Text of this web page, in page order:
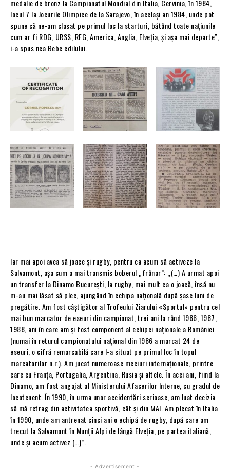
medalie de bronz la Campionatul Mondial din Italia, Cervinia, în 1984,
locul 7 la Jocurile Olimpice de la Sarajevo, în același an 1984, unde pot
spune că ne-am clasat pe primul loc la starturi, bătând toate națiunile
cum ar fi RDG, URSS, RFG, America, Anglia, Elveția, și așa mai departe”,
i-a spus nea Bebe edilului.
Iar mai apoi avea să joace și rugby, pentru ca acum să activeze la
Salvamont, așa cum a mai transmis boberul „frânar”: „(…) A urmat apoi
un transfer la Dinamo București, la rugby, mai mult ca o joacă, însă nu
m-au mai lăsat să plec, ajungând în echipa națională după șase luni de
pregătire. Am fost câștigător al Trofeului Ziarului «Sportul» pentru cel
mai bun marcator de eseuri din campionat, trei ani la rând 1986, 1987,
1988, ani în care am și fost component al echipei naționale a României
(numai în returul campionatului național din 1986 a marcat 24 de
eseuri, o cifră remarcabilă care l-a situat pe primul loc în topul
marcatorilor n.r.). Am jucat numeroase meciuri internaționale, printre
care cu Franța, Portugalia, Argentina, Rusia și altele. În acei ani, fiind la
Dinamo, am fost angajat al Ministerului Afacerilor Interne, cu gradul de
locotenent. În 1990, în urma unor accidentări serioase, am luat decizia
să mă retrag din activitatea sportivă, cât și din MAI. Am plecat în Italia
în 1990, unde am antrenat cinci ani o echipă de rugby, după care am
trecut la Salvamont în Munții Alpi de lângă Elveția, pe partea italiană,
unde și acum activez (…)”.
- Advertisement -